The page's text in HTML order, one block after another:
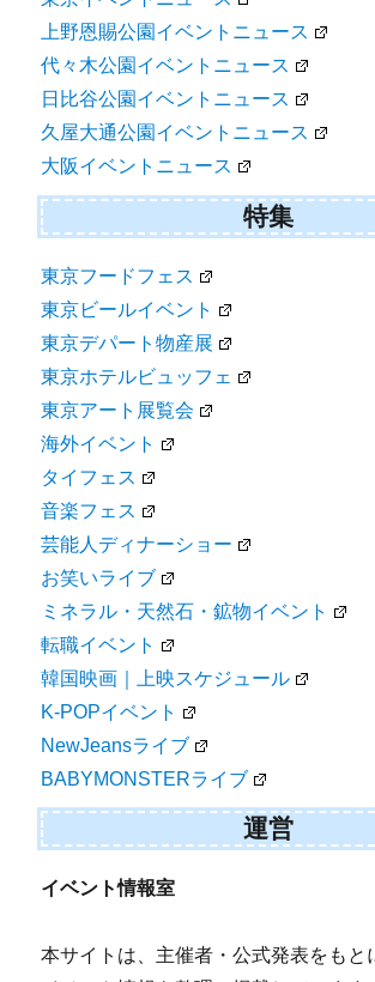
上野恩賜公園イベントニュース
代々木公園イベントニュース
日比谷公園イベントニュース
久屋大通公園イベントニュース
大阪イベントニュース
特集
東京フードフェス
東京ビールイベント
東京デパート物産展
東京ホテルビュッフェ
東京アート展覧会
海外イベント
タイフェス
音楽フェス
芸能人ディナーショー
お笑いライブ
ミネラル・天然石・鉱物イベント
転職イベント
韓国映画｜上映スケジュール
K-POPイベント
NewJeansライブ
BABYMONSTERライブ
運営
イベント情報室
本サイトは、主催者・公式発表をもと